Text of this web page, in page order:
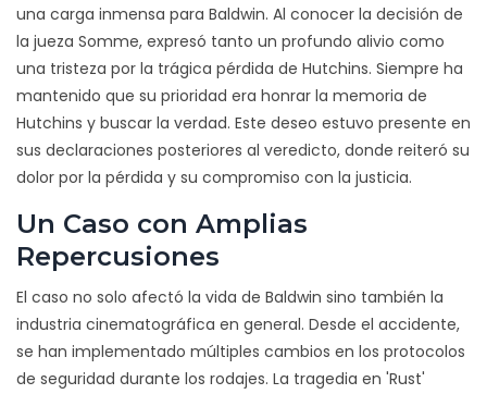
una carga inmensa para Baldwin. Al conocer la decisión de
la jueza Somme, expresó tanto un profundo alivio como
una tristeza por la trágica pérdida de Hutchins. Siempre ha
mantenido que su prioridad era honrar la memoria de
Hutchins y buscar la verdad. Este deseo estuvo presente en
sus declaraciones posteriores al veredicto, donde reiteró su
dolor por la pérdida y su compromiso con la justicia.
Un Caso con Amplias
Repercusiones
El caso no solo afectó la vida de Baldwin sino también la
industria cinematográfica en general. Desde el accidente,
se han implementado múltiples cambios en los protocolos
de seguridad durante los rodajes. La tragedia en 'Rust'